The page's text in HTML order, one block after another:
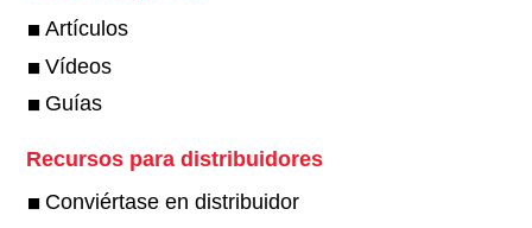
Artículos
Vídeos
Guías
Recursos para distribuidores
Conviértase en distribuidor